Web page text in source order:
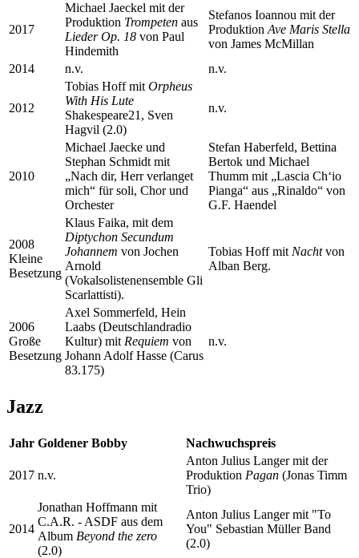
2017
Michael Jaeckel mit der
Produktion Trompeten aus
Lieder Op. 18 von Paul
Hindemith
Stefanos Ioannou mit der
Produktion Ave Maris Stella
von James McMillan
2014
n.v. n.v.
2012
Tobias Hoff mit Orpheus
With His Lute
Shakespeare21, Sven
Hagvil (2.0)
n.v.
2010
Michael Jaecke und
Stephan Schmidt mit
„Nach dir, Herr verlanget
mich“ für soli, Chor und
Orchester
Stefan Haberfeld, Bettina
Bertok und Michael
Thumm mit „Lascia Ch‘io
Pianga“ aus „Rinaldo“ von
G.F. Haendel
2008
Kleine
Besetzung
Klaus Faika, mit dem
Diptychon Secundum
Johannem von Jochen
Arnold
(Vokalsolistenensemble Gli
Scarlattisti).
Tobias Hoff mit Nachtvon
Alban Berg.
2006
Große
Besetzung
Axel Sommerfeld, Hein
Laabs (Deutschlandradio
Kultur) mit Requiem von
Johann Adolf Hasse (Carus
83.175)
n.v.
Jazz
Jahr Goldener Bobby Nachwuchspreis
2017 n.v.
Anton Julius Langer mit der
Produktion Pagan (Jonas Timm
Trio)
2014
Jonathan Hoffmann mit
C.A.R. - ASDF aus dem
Album Beyond the zero
(2.0)
Anton Julius Langer mit "To
You" Sebastian Müller Band
(2.0)